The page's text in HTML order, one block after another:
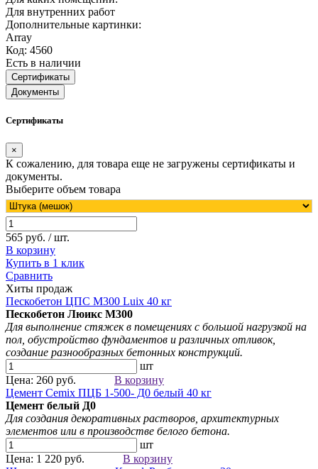
Для внутренних работ
Дополнительные картинки:
Array
Код: 4560
Есть в наличии
Сертификаты
Документы
Сертификаты
×
К сожалению, для товара еще не загружены сертификаты и
документы.
Выберите объем товара
565 руб. / шт.
В корзину
Купить в 1 клик
Сравнить
Хиты продаж
Пескобетон ЦПС М300 Luix 40 кг
Пескобетон Люикс М300
Для выполнение стяжек в помещениях с большой нагрузкой на
пол, обустройство фундаментов и различных отливок,
создание разнообразных бетонных конструкций.
шт
Цена: 260 руб.
В корзину
Цемент Cemix ПЦБ 1-500- Д0 белый 40 кг
Цемент белый Д0
Для создания декоративных растворов , архитектурных
элементов или в производстве белого бетона.
шт
Цена: 1 220 руб.
В корзину